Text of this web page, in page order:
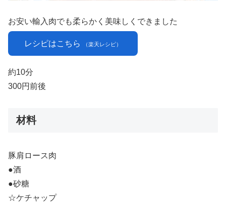
お安い輸入肉でも柔らかく美味しくできました
レシピはこちら （楽天レシピ）
約10分
300円前後
材料
豚肩ロース肉
●酒
●砂糖
☆ケチャップ